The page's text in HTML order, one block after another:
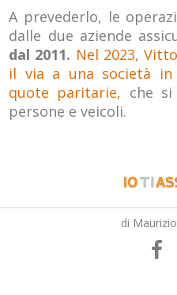
A prevederlo, le
dalle due aziende
dal 2011. Nel 2023,
il via a una società in
quote paritarie, che
persone e veicoli.
di